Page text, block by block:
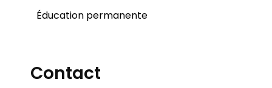
Éducation permanente
Contact